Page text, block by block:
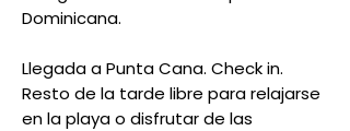
Dominicana.
Llegada a Punta Cana. Check in.
Resto de la tarde libre para relajarse
en la playa o disfrutar de las